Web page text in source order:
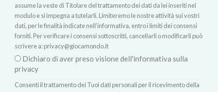
assume la veste di Titolare del trattamento dei dati da lei inseriti nel
modulo e si impegna a tutelarli. Limiteremo le nostre attività sui vostri
dati, per le finalità indicate nell’informativa, entro i limiti dei consensi
forniti. Per verificare i consensi sottoscritti, cancellarli o modificarli può
scrivere a:privacy@giocamondo.it
Dichiaro di aver preso visione dell'informativa sulla
privacy
Consenti il trattamento dei Tuoi dati personali per il ricevimento della